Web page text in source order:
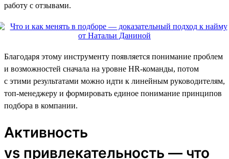
работу с отзывами.
Благодаря этому инструменту появляется понимание проблем
и возможностей сначала на уровне HR-команды, потом
с этими результатами можно идти к линейным руководителям,
топ-менеджеру и формировать единое понимание принципов
подбора в компании.
Активность
vs привлекательность — что